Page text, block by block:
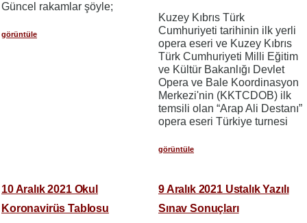
Güncel rakamlar şöyle;
görüntüle
Kuzey Kıbrıs Türk
Cumhuriyeti tarihinin ilk yerli
opera eseri ve Kuzey Kıbrıs
Türk Cumhuriyeti Milli Eğitim
ve Kültür Bakanlığı Devlet
Opera ve Bale Koordinasyon
Merkezi'nin (KKTCDOB) ilk
temsili olan “Arap Ali Destanı”
opera eseri Türkiye turnesi
görüntüle
10 Aralık 2021 Okul
Koronavirüs Tablosu
9 Aralık 2021 Ustalık Yazılı
Sınav Sonuçları